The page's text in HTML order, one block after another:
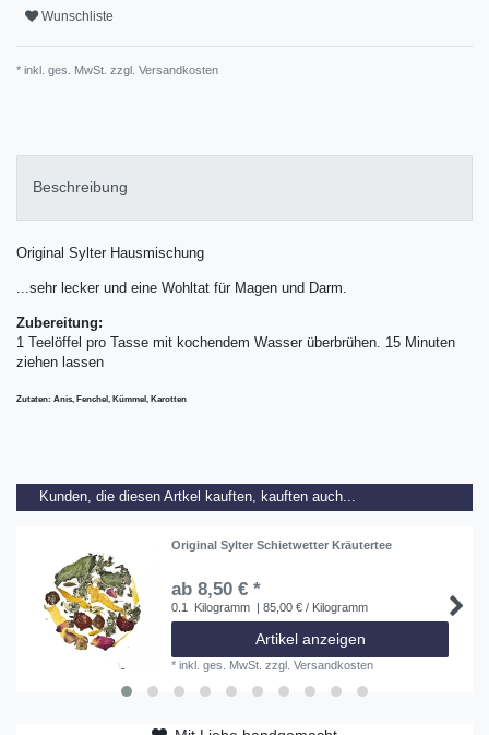
Wunschliste
* inkl. ges. MwSt. zzgl. Versandkosten
Beschreibung
Original Sylter Hausmischung
...sehr lecker und eine Wohltat für Magen und Darm.
Zubereitung:
1 Teelöffel pro Tasse mit kochendem Wasser überbrühen. 15 Minuten
ziehen lassen
Zutaten: Anis, Fenchel, Kümmel, Karotten
Kunden, die diesen Artkel kauften, kauften auch...
Original Sylter Schietwetter Kräutertee
ab 8,50 € *
0.1 Kilogramm | 85,00 € / Kilogramm
Artikel anzeigen
*inkl. ges. MwSt. zzgl.Versandkosten